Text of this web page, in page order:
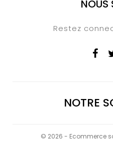
NOUS
Restez
NOTRE
© 2026 - Ecommerce